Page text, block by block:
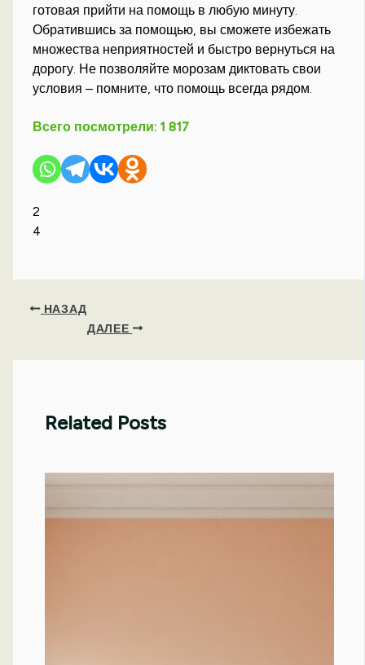
готовая прийти на помощь в любую минуту.
Обратившись за помощью, вы сможете избежать
множества неприятностей и быстро вернуться на
дорогу. Не позволяйте морозам диктовать свои
условия – помните, что помощь всегда рядом.
Всего посмотрели: 1 817
2
4
НАЗАД
ДАЛЕЕ
Related Posts